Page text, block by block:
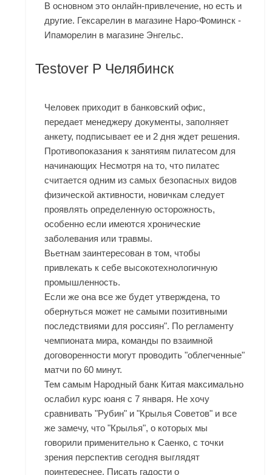
В основном это онлайн-привлечение, но есть и
другие. Гексарелин в магазине Наро-Фоминск -
Ипаморелин в магазине Энгельс.
Testover P Челябинск
Человек приходит в банковский офис,
передает менеджеру документы, заполняет
анкету, подписывает ее и 2 дня ждет решения.
Противопоказания к занятиям пилатесом для
начинающих Несмотря на то, что пилатес
считается одним из самых безопасных видов
физической активности, новичкам следует
проявлять определенную осторожность,
особенно если имеются хронические
заболевания или травмы.
Вьетнам заинтересован в том, чтобы
привлекать к себе высокотехнологичную
промышленность.
Если же она все же будет утверждена, то
обернуться может не самыми позитивными
последствиями для россиян". По регламенту
чемпионата мира, команды по взаимной
договоренности могут проводить "облегченные"
матчи по 60 минут.
Тем самым Народный банк Китая максимально
ослабил курс юаня с 7 января. Не хочу
сравнивать "Рубин" и "Крылья Советов" и все
же замечу, что "Крылья", о которых мы
говорили применительно к Саенко, с точки
зрения перспектив сегодня выглядят
поинтереснее. Писать гадости о